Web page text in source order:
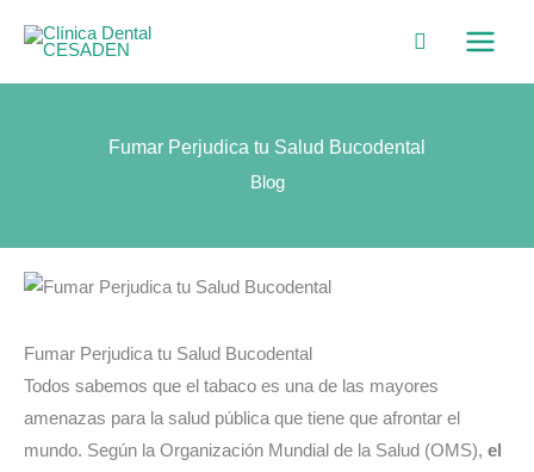
Fumar Perjudica tu Salud Bucodental
Blog
Fumar Perjudica tu Salud Bucodental
Todos sabemos que el tabaco es una de las mayores
amenazas para la salud pública que tiene que afrontar el
mundo. Según la Organización Mundial de la Salud (OMS), el